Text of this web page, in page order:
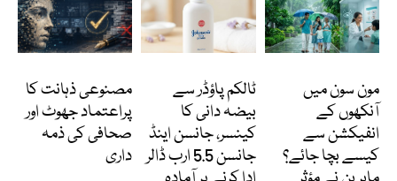
مون سون میں
آنکھوں کے
انفیکشن سے
کیسے بچا جائے؟
ٹالکم پاؤڈر سے
بیضہ دانی کا
کینسر، جانسن اینڈ
جانسن 5.5 ارب ڈالر
مصنوعی ذہانت کا
پراعتماد جھوٹ اور
صحافی کی ذمہ
داری